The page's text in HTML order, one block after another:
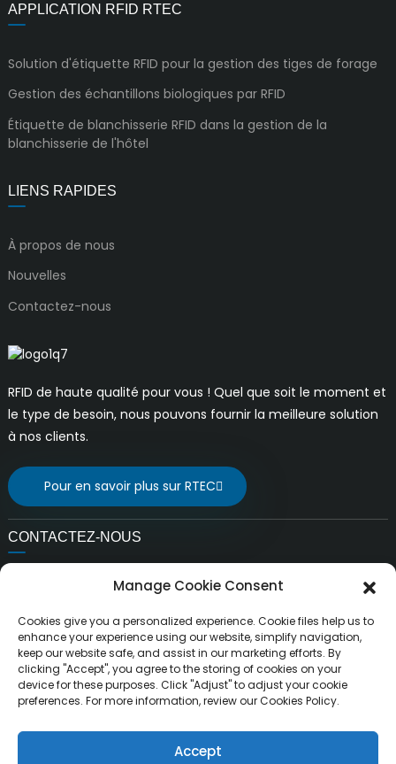
APPLICATION RFID RTEC
Solution d'étiquette RFID pour la gestion des tiges de forage
Gestion des échantillons biologiques par RFID
Étiquette de blanchisserie RFID dans la gestion de la
blanchisserie de l'hôtel
LIENS RAPIDES
À propos de nous
Nouvelles
Contactez-nous
RFID de haute qualité pour vous ! Quel que soit le moment et
le type de besoin, nous pouvons fournir la meilleure solution
à nos clients.
Pour en savoir plus sur RTEC
CONTACTEZ-NOUS
ventes@rfrid.com
Adresse:
10e bâtiment, base d'innovation, district d'innovation
scientifique, ville de MianYang, Sichuan, Chine 621000
Manage Cookie Consent
Cookies give you a personalized experience. Cookie files help us to
enhance your experience using our website, simplify navigation,
keep our website safe, and assist in our marketing efforts. By
clicking "Accept", you agree to the storing of cookies on your
device for these purposes. Click "Adjust" to adjust your cookie
preferences. For more information, review our Cookies Policy.
Accept